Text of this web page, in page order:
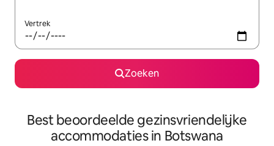
Vertrek
Zoeken
Best beoordeelde gezinsvriendelijke
accommodaties in Botswana